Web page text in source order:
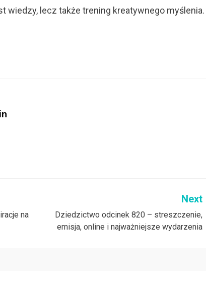
wiedzy, lecz także trening kreatywnego myślenia.
na
Next
Dziedzictwo odcinek 820 – streszczenie,
emisja, online i najważniejsze wydarzenia